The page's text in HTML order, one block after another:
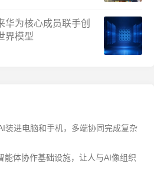
华为核心成员联手创
界模型
装进电脑和手机，多端协同完成复杂
能体协作基础设施，让人与AI像组织